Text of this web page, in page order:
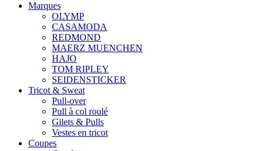
Marques
OLYMP
CASAMODA
REDMOND
MAERZ MUENCHEN
HAJO
TOM RIPLEY
SEIDENSTICKER
Tricot & Sweat
Pull-over
Pull à col roulé
Gilets & Pulls
Vestes en tricot
Coupes